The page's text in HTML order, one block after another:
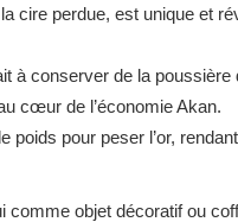
cire perdue, est unique et
à conserver de la poussière
cœur de l’économie Akan.
pour peser l’or, rendant
comme objet décoratif ou